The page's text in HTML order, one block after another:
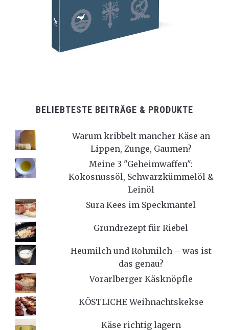
BELIEBTESTE BEITRÄGE & PRODUKTE
Warum kribbelt mancher Käse an
Lippen, Zunge, Gaumen?
Meine 3 "Geheimwaffen":
Kokosnussöl, Schwarzkümmelöl &
Leinöl
Sura Kees im Speckmantel
Grundrezept für Riebel
Heumilch und Rohmilch – was ist
das genau?
Vorarlberger Käsknöpfle
KÖSTLICHE Weihnachtskekse
Käse richtig lagern